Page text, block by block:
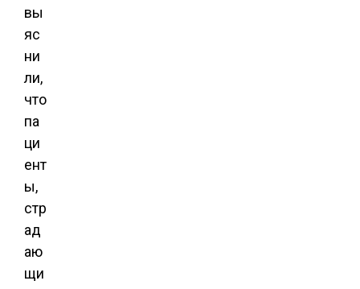
вы
яс
ни
ли,
что
па
ци
ент
ы,
стр
ад
аю
щи